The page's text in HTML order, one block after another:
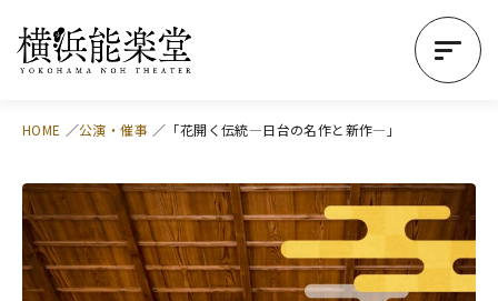
HOME 公演・催事 「花開く伝統―日台の名作と新作―」